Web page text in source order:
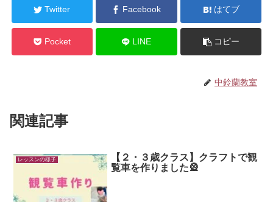
Twitter Facebook はてブ
Pocket LINE コピー
中鈴蘭教室
関連記事
レッスンの様子
【２・３歳クラス】クラフトで観
覧車を作りました🎡